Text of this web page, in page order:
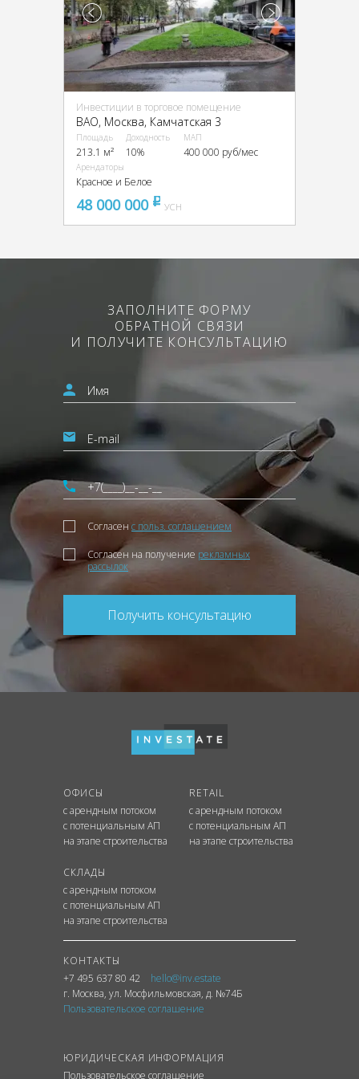
Инвестиции в торговое помещение
ВАО, Москва, Камчатская 3
Площадь
213.1 м²
Доходность
10%
МАП
400 000 руб/мес
Арендаторы
Красное и Белое
48 000 000 pуб
УСН
ЗАПОЛНИТЕ ФОРМУ
ОБРАТНОЙ СВЯЗИ
И ПОЛУЧИТЕ КОНСУЛЬТАЦИЮ
Согласен с польз. соглашением
Согласен на получение рекламных
рассылок
Получить консультацию
ОФИСЫ
с арендным потоком
с потенциальным АП
на этапе строительства
RETAIL
с арендным потоком
с потенциальным АП
на этапе строительства
СКЛАДЫ
с арендным потоком
с потенциальным АП
на этапе строительства
КОНТАКТЫ
+7 495 637 80 42
hello@inv.estate
г. Москва, ул. Мосфильмовская, д. №74Б
Пользовательское соглашение
ЮРИДИЧЕСКАЯ ИНФОРМАЦИЯ
Пользовательское соглашение